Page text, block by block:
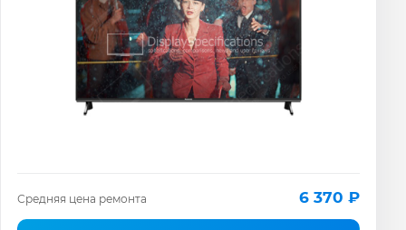
Средняя цена ремонта 6 370 ₽